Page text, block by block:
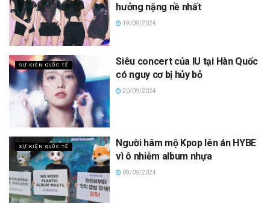
hưởng nặng nề nhất
19/09/2024
SỰ KIỆN QUỐC TẾ
Siêu concert của IU tại Hàn Quốc
có nguy cơ bị hủy bỏ
20/09/2024
SỰ KIỆN QUỐC TẾ
Người hâm mộ Kpop lên án HYBE
vì ô nhiễm album nhựa
09/09/2024